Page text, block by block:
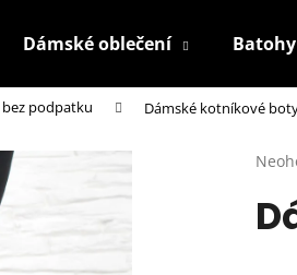
Dámské oblečení Batohy
podpatku Dámské kotníkové boty
je
Co potřebujete najít?